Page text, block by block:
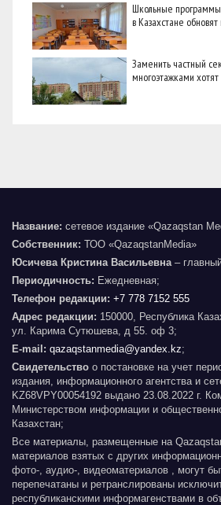
Школьные
в Казахстане
Заменить частный
многоэтажками
Название: сетевое издание «Qazaqstan
Собственник: ТОО «QazaqstanMedia»
Юсичева Кристина Васильевна –
Периодичность: Ежедневная;
Телефон редакции: +7 778 7152 555
Адрес редакции: 150000, Республика
ул. Карима Сутюшева, д 55. оф 3;
E-mail: qazaqstanmedia@yandex.kz;
Свидетельство о постановке на учет
издания, информационного агентства и
KZ68VPY00054192 выдано 23.08.2022 г.
Министерством информации и
Казахстан;
Все материалы, размещенные на
материалов взятых с других
фото-, аудио-, видеоматериалов , могут
перепечатаны и ретранслированы
республиканскими информагенствами в